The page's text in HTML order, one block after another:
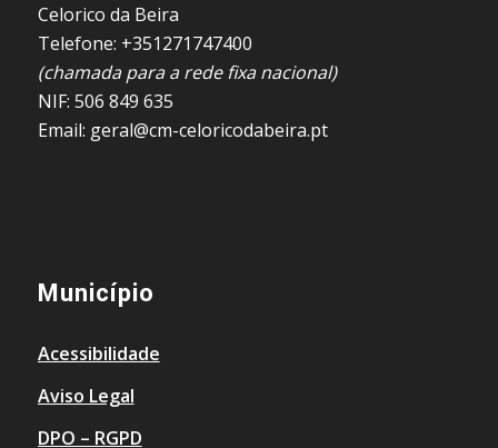
Celorico da Beira
Telefone: +351271747400
(chamada para a rede fixa nacional)
NIF: 506 849 635
Email: geral@cm-celoricodabeira.pt
Município
Acessibilidade
Aviso Legal
DPO – RGPD